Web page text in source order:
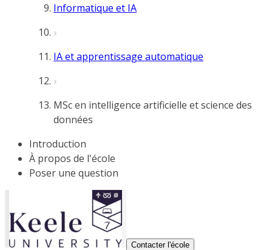
Informatique et IA
IA et apprentissage automatique
MSc en intelligence artificielle et science des
données
Introduction
À propos de l'école
Poser une question
Contacter l'école